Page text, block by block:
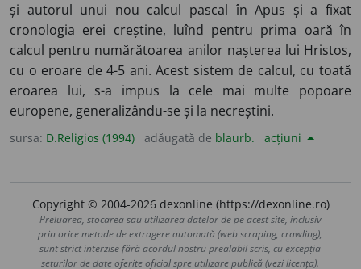
și autorul unui nou calcul pascal în Apus și a fixat
cronologia erei creștine, luînd pentru prima oară în
calcul pentru numărătoarea anilor nașterea lui Hristos,
cu o eroare de 4-5 ani. Acest sistem de calcul, cu toată
eroarea lui, s-a impus la cele mai multe popoare
europene, generalizându-se și la necreștini.
sursa: D.Religios (1994) adăugată de blaurb. acțiuni
Copyright © 2004-2026 dexonline (https://dexonline.ro)
Preluarea, stocarea sau utilizarea datelor de pe acest site, inclusiv
prin orice metode de extragere automată (web scraping, crawling),
sunt strict interzise fără acordul nostru prealabil scris, cu excepția
seturilor de date oferite oficial spre utilizare publică (vezi licența).